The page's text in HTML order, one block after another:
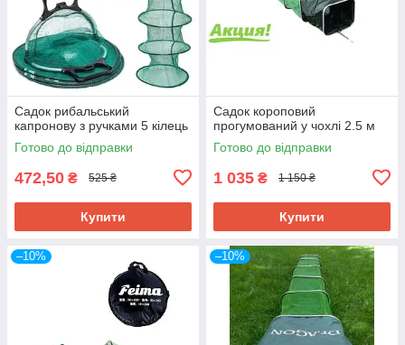
Садок рибальський
капронову з ручками 5 кілець
Готово до відправки
472,50 ₴ 525 ₴
Купити
Садок короповий
прогумований у чохлі 2.5 м
Готово до відправки
1 035 ₴ 1 150 ₴
Купити
–10% –10%